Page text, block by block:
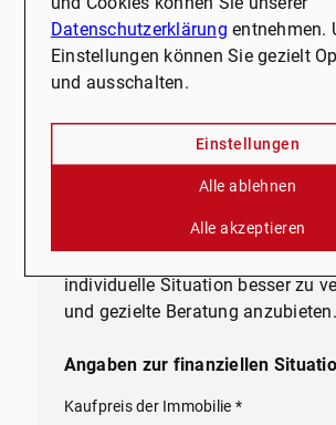
Finanzierungsoptionen:
Unsere Experten analysieren Ihre
Situation und zeigen Ihnen
die zu Ihren Bedürfnissen passen.
Bitte füllen Sie das
Nehmen Sie sich einen Moment
individuelle Situation besser zu
und gezielte Beratung anzubieten.
Angaben zur finanziellen
Kaufpreis der Immobilie *
Datenschutzerklärung entnehmen.
Einstellungen können Sie gezielt
und ausschalten.
Einstellungen
Alle ablehnen
Alle akzeptieren